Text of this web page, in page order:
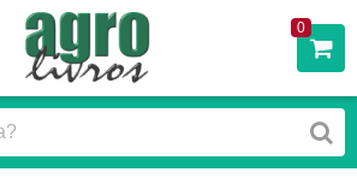
0